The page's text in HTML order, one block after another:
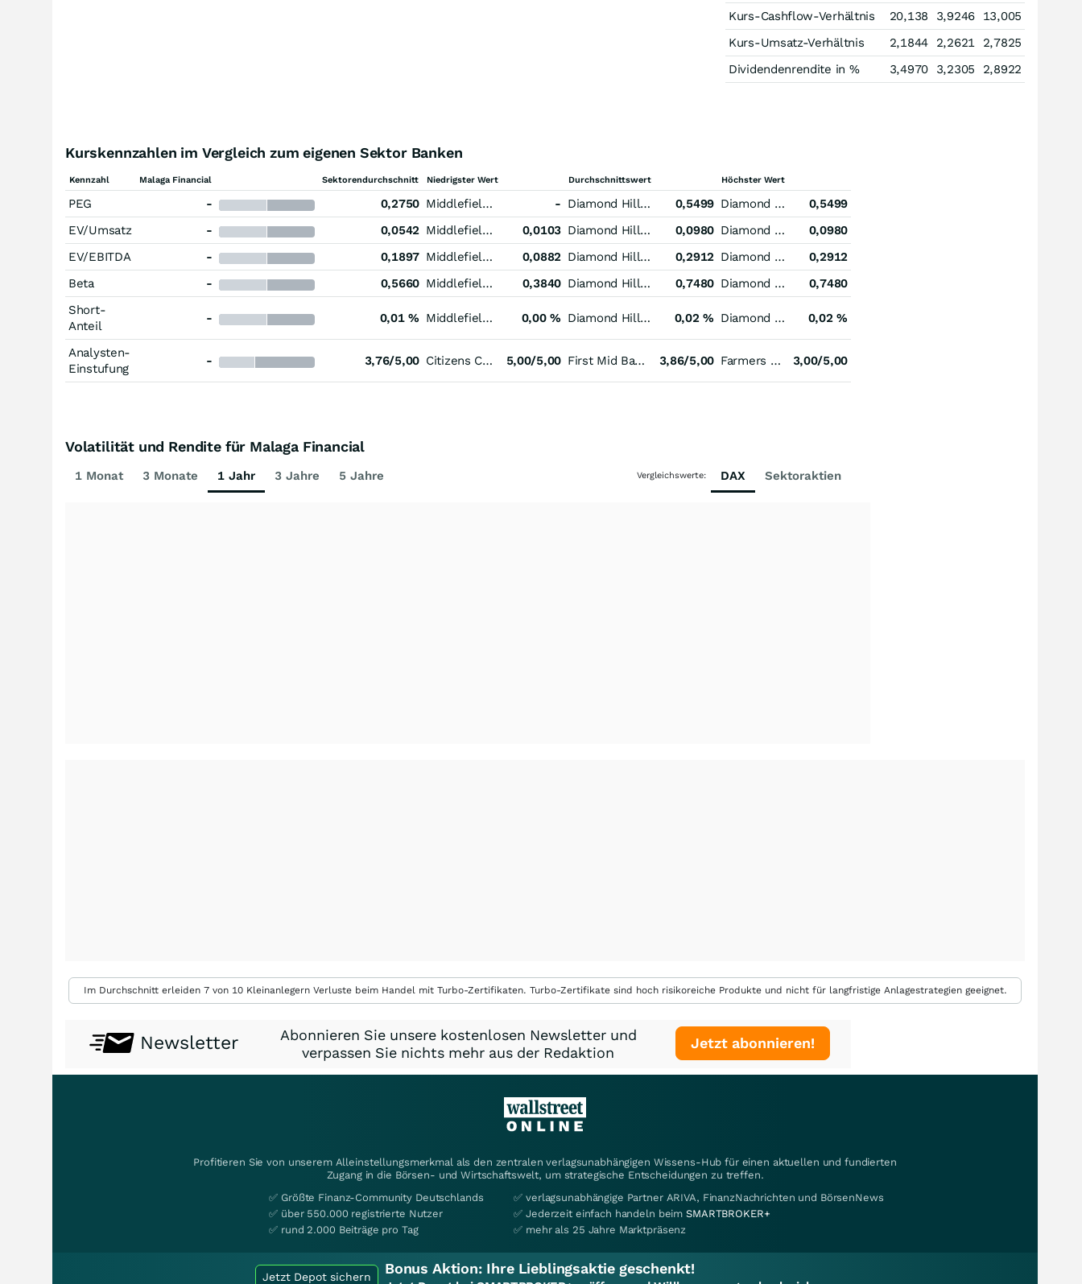
Kurs-Cashflow-Verhältnis
20,138 3,9246
13,005
Kurs-Umsatz-Verhältnis
2,1844 2,2621
2,7825
Dividendenrendite in %
3,4970 3,2305 2,8922
Kurskennzahlen im Vergleich zum eigenen Sektor Banken
Kennzahl Malaga Financial Sektorendurchschnitt Niedrigster Wert Durchschnittswert Höchster Wert
PEG - 0,2750 Middlefield Banc - Diamond Hill Investment Group 0,5499 Diamond Hill Investment Group
0,5499
EV/Umsatz
- 0,0542 Middlefield Banc 0,0103 Diamond Hill Investment Group 0,0980 Diamond Hill Investment Group
0,0980
EV/EBITDA
- 0,1897 Middlefield Banc 0,0882 Diamond Hill Investment Group 0,2912 Diamond Hill Investment Group
0,2912
Beta
- 0,5660 Middlefield Banc 0,3840 Diamond Hill Investment Group 0,7480 Diamond Hill Investment Group
0,7480
Short-
Anteil
- 0,01 % Middlefield Banc 0,00 % Diamond Hill Investment Group 0,02 % Diamond Hill Investment Group 0,02 %
Analysten-
Einstufung
- 3,76/5,00 Citizens Community Bancorp 5,00/5,00 First Mid Bancshares 3,86/5,00 Farmers & Merchants Bancorp (Ohio) 3,00/5,00
Volatilität und Rendite für Malaga Financial
1 Monat 3 Monate 1 Jahr 3 Jahre 5 Jahre Vergleichswerte: DAX Sektoraktien
Im Durchschnitt erleiden 7 von 10 Kleinanlegern Verluste beim Handel mit Turbo-Zertifikaten. Turbo-Zertifikate sind hoch risikoreiche Produkte und nicht für langfristige Anlagestrategien geeignet.
Newsletter
Abonnieren Sie unsere kostenlosen Newsletter und
verpassen Sie nichts mehr aus der Redaktion
Jetzt abonnieren!
Profitieren Sie von unserem Alleinstellungsmerkmal als den zentralen verlagsunabhängigen Wissens-Hub für einen aktuellen und fundierten
Zugang in die Börsen- und Wirtschaftswelt, um strategische Entscheidungen zu treffen.
✅ Größte Finanz-Community Deutschlands
✅ über 550.000 registrierte Nutzer
✅ rund 2.000 Beiträge pro Tag
✅ verlagsunabhängige Partner ARIVA, FinanzNachrichten und BörsenNews
✅ Jederzeit einfach handeln beimSMARTBROKER+
✅ mehr als 25 Jahre Marktpräsenz
Jetzt Depot sichern Bonus Aktion: Ihre Lieblingsaktie geschenkt!